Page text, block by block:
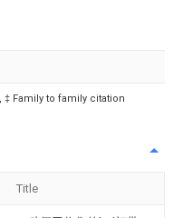
‡ Family to family citation
Title